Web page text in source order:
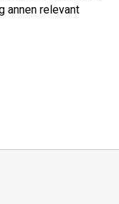
annen relevant